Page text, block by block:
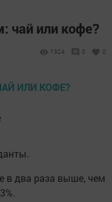
чай или кофе?
1324 0 0
в два раза выше, чем